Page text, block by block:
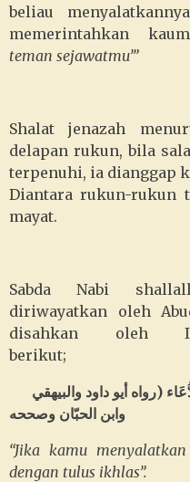
beliau
memerintahkan
teman sejawatmu’”
Shalat jenazah
delapan rukun, bila
terpenuhi, ia dianggap
Diantara rukun-rukun
mayat.
Sabda Nabi
diriwayatkan oleh
disahkan oleh
berikut;
وابن الحبّان وصححه
“Jika kamu
dengan tulus ikhlas”.